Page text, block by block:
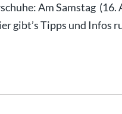
Am Samstag
gibt’s Tipps und Infos